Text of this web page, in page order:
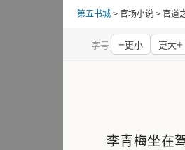
第五书城 > 官场小说 > 官道
字号 −更小 更大+
李青梅坐在